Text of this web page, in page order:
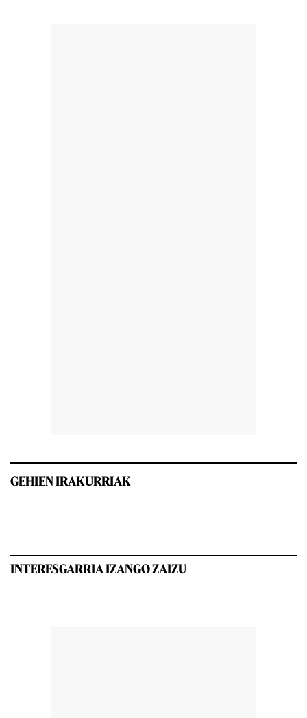
GEHIEN IRAKURRIAK
INTERESGARRIA IZANGO ZAIZU